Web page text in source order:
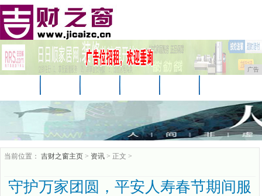
广告
企业 游戏
当前位置： 吉财之窗主页 > 资讯 > 正文 >
守护万家团圆，平安人寿春节期间服